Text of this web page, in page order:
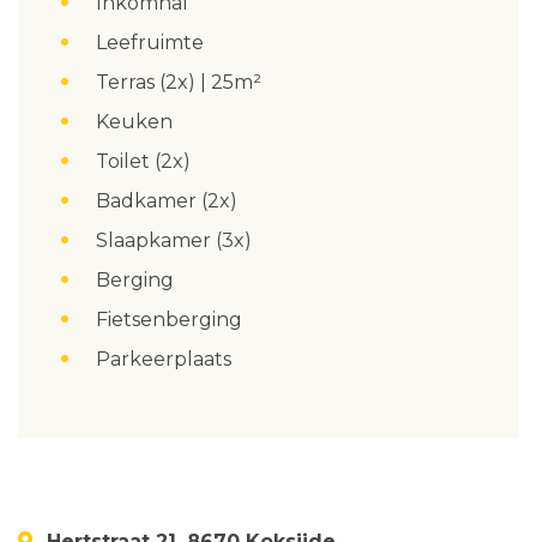
Leefruimte
Terras (2x) | 25m²
Keuken
Toilet (2x)
Badkamer (2x)
Slaapkamer (3x)
Berging
Fietsenberging
Parkeerplaats